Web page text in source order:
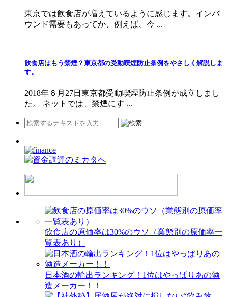
東京では飲食店が増えているように感じます。インバ
ウンド需要もあってか、例えば、今 ...
飲食店はもう禁煙？東京都の受動喫煙防止条例をやさしく解説しま
す。
2018年６月27日東京都受動喫煙防止条例が成立しまし
た。 ネットでは、禁煙にす ...
飲食店の原価率は30%のウソ（業態別の原価率一
覧表あり）
日本酒の輸出ランキング！1位はやっぱりあの酒
造メーカー！！